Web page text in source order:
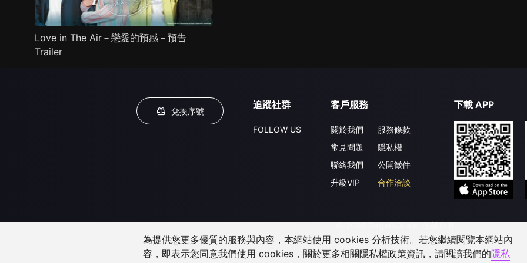
Love in The Air－戀愛的預感－預告
Trailer
兌換序號
追蹤社群
FOLLOW US
客戶服務
關於我們
常見問題
聯絡我們
升級VIP
服務條款
隱私權
公開徵件
合作洽談
下載 APP
©2026 GagaOOLala.版權所有
為提供您更多優質的服務與內容，本網站使用 cookies 分析技術。若您繼續閱覽本網站內
容，即表示您同意我們使用 cookies，關於更多相關隱私權政策資訊，請閱讀我們的隱私